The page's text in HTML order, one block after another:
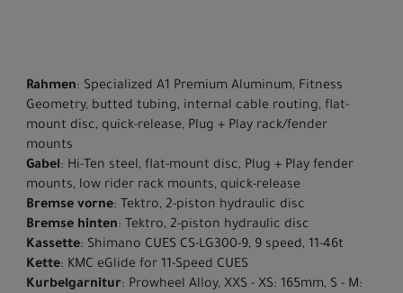
Rahmen: Specialized A1 Premium Aluminum, Fitness
Geometry, butted tubing, internal cable routing, flat-
mount disc, quick-release, Plug + Play rack/fender
mounts
Gabel: Hi-Ten steel, flat-mount disc, Plug + Play fender
mounts, low rider rack mounts, quick-release
Bremse vorne: Tektro, 2-piston hydraulic disc
Bremse hinten: Tektro, 2-piston hydraulic disc
Kassette: Shimano CUES CS-LG300-9, 9 speed, 11-46t
Kette: KMC eGlide for 11-Speed CUES
Kurbelgarnitur: Prowheel Alloy, XXS - XS: 165mm, S - M: